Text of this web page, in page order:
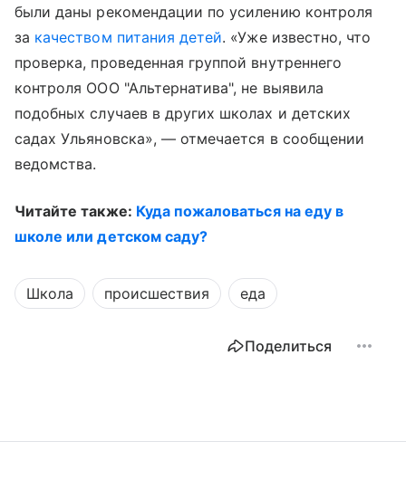
были даны рекомендации по усилению контроля
за качеством питания детей. «Уже известно, что
проверка, проведенная группой внутреннего
контроля ООО "Альтернатива", не выявила
подобных случаев в других школах и детских
садах Ульяновска», — отмечается в сообщении
ведомства.
Читайте также: Куда пожаловаться на еду в
школе или детском саду?
Школа происшествия еда
Поделиться